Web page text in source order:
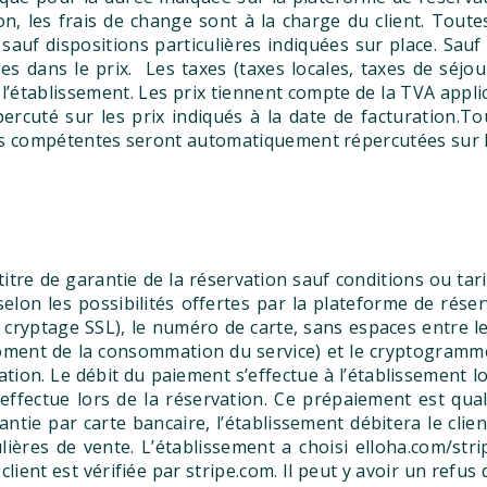
les frais de change sont à la charge du client.
dispositions particulières indiquées sur place.
dans le prix. Les taxes (taxes locales, taxes de
Les prix tiennent compte de la TVA
sur les prix indiqués à la date de
seront automatiquement répercutées
de garantie de la réservation sauf conditions ou
les possibilités offertes par la plateforme de
SSL), le numéro de carte, sans espaces entre
de la consommation du service) et le
Le débit du paiement s’effectue à l’établissement
lors de la réservation. Ce prépaiement est
par carte bancaire, l’établissement débitera le
de vente. L’établissement a choisi elloha.com/
est vérifiée par stripe.com. Il peut y avoir un